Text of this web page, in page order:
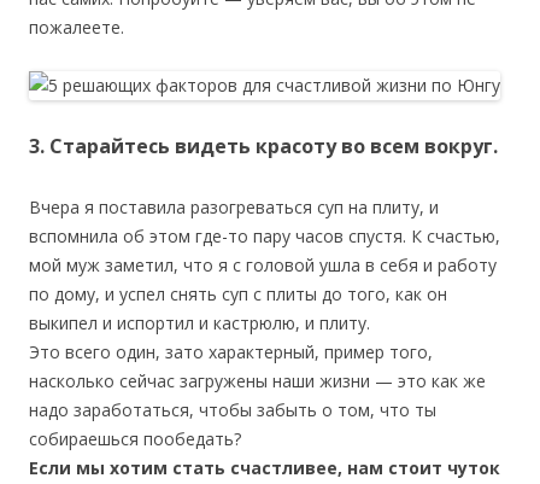
пожалеете.
3. Старайтесь видеть красоту во всем вокруг.
Вчера я поставила разогреваться суп на плиту, и
вспомнила об этом где-то пару часов спустя. К счастью,
мой муж заметил, что я с головой ушла в себя и работу
по дому, и успел снять суп с плиты до того, как он
выкипел и испортил и кастрюлю, и плиту.
Это всего один, зато характерный, пример того,
насколько сейчас загружены наши жизни — это как же
надо заработаться, чтобы забыть о том, что ты
собираешься пообедать?
Если мы хотим стать счастливее, нам стоит чуток